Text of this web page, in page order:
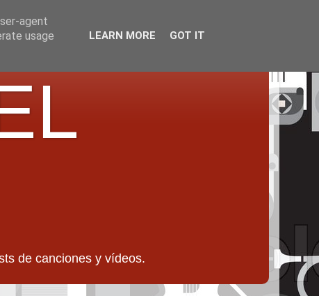
de canciones y vídeos.
agent
usage
LEARN MORE GOT IT